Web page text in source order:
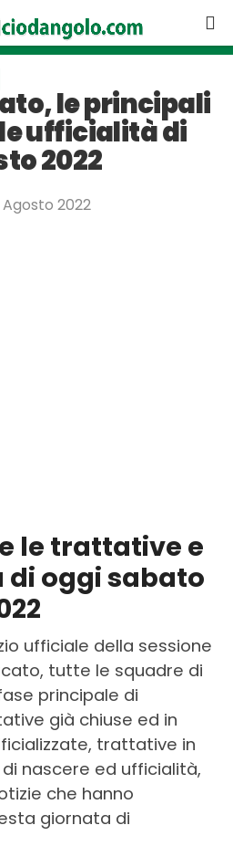
le principali
ufficialità di
2022
2022
le trattative e
oggi sabato
ufficiale della sessione
tutte le squadre di
principale di
già chiuse ed in
trattative in
nascere ed ufficialità,
che hanno
giornata di